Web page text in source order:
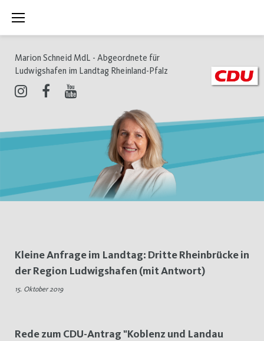
Inhalt
Marion Schneid MdL - Abgeordnete für
Ludwigshafen im Landtag Rheinland-Pfalz
Schlagwort:
Bau
Kleine Anfrage im Landtag: Dritte Rheinbrücke in
der Region Ludwigshafen (mit Antwort)
15. Oktober 2019
Rede zum CDU-Antrag "Koblenz und Landau